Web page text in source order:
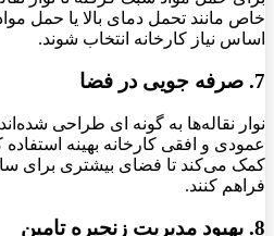
خاص مانند تحمل دمای بالا یا حمل
اساس نیاز کارخانه انتخاب شوند.
7. صرفه‌ جویی در فضا
نوار نقاله‌ها به‌ گونه‌ ای طراحی
عمودی و افقی کارخانه بهینه استفاده
کمک می‌کند تا فضای بیشتری برای
فراهم کنند.
8. بهبود مدیریت زنجیره تامین